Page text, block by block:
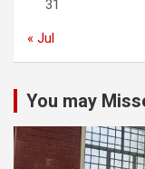
31
« Jul
You may